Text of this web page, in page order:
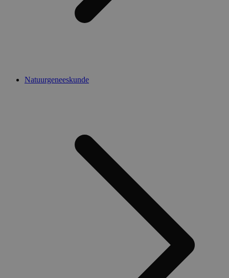
Natuurgeneeskunde